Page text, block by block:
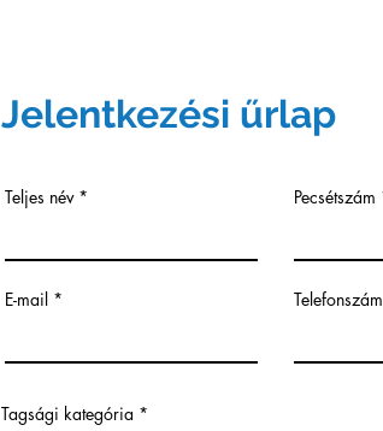
Jelentkezési űrlap
Teljes név Pecsétszám
E-mail Telefonszám
Tagsági kategória